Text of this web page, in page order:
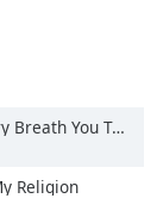
Breath You Take
Religion